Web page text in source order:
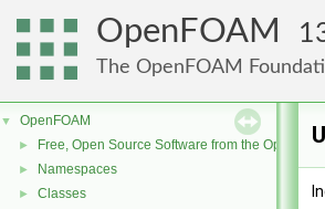
OpenFOAM
The OpenFOAM
▼ OpenFOAM
► Free, Open Source Software from the
► Namespaces
► Classes